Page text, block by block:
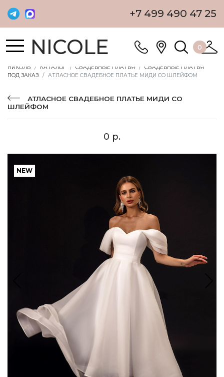
+7 499 490 47 25
NICOLE 0
НИКОЛЬ КАТАЛОГ СВАДЕБНЫЕ ПЛАТЬЯ
СВАДЕБНЫЕ ПЛАТЬЯ
ПОД ЗАКАЗ
АТЛАСНОЕ СВАДЕБНОЕ ПЛАТЬЕ МИДИ СО ШЛЕЙФОМ
АТЛАСНОЕ СВАДЕБНОЕ ПЛАТЬЕ МИДИ СО
ШЛЕЙФОМ
0 р.
NEW